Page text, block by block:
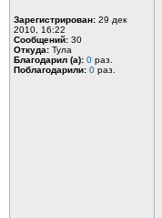
Зарегистрирован: 29 дек
2010, 16:22
Сообщений: 30
Откуда: Тула
Благодарил (а): 0 раз.
Поблагодарили: 0 раз.